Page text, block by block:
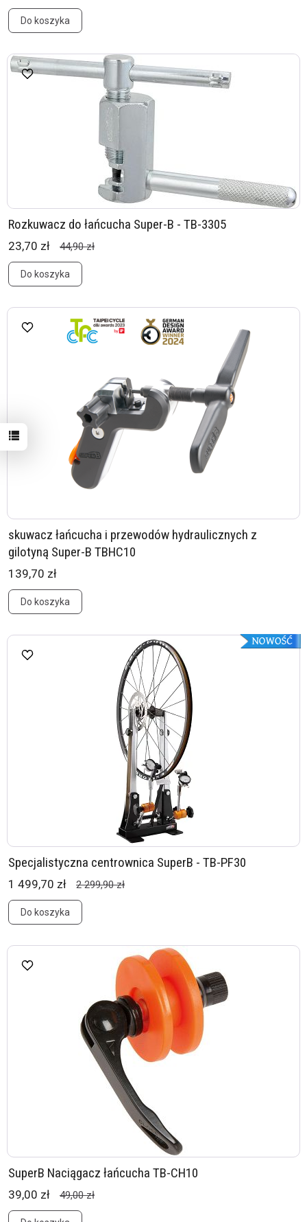
Do koszyka
Rozkuwacz do łańcucha Super-B - TB-3305
23,70 zł 44,90 zł
Do koszyka
skuwacz łańcucha i przewodów hydraulicznych z
gilotyną Super-B TBHC10
139,70 zł
Do koszyka
Specjalistyczna centrownica SuperB - TB-PF30
1 499,70 zł 2 299,90 zł
Do koszyka
SuperB Naciągacz łańcucha TB-CH10
39,00 zł 49,00 zł